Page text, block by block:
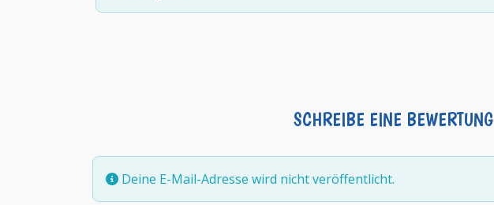
SCHREIBE EINE BEWERTUNG
Deine E-Mail-Adresse wird nicht veröffentlicht.